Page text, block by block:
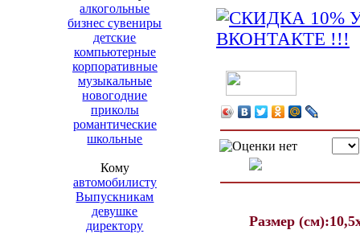
алкогольные
бизнес сувениры
детские
компьютерные
корпоративные
музыкальные
новогодние
приколы
романтические
школьные
Кому
автомобилисту
Выпускникам
девушке
директору
Размер